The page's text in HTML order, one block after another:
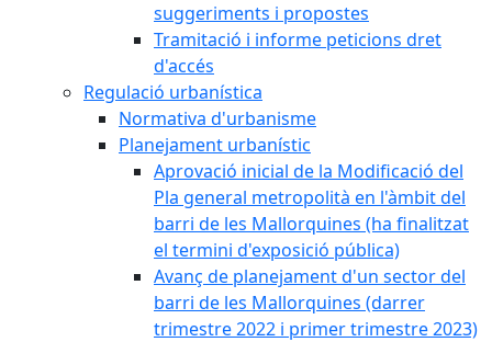
suggeriments i propostes
Tramitació i informe peticions dret
d'accés
Regulació urbanística
Normativa d'urbanisme
Planejament urbanístic
Aprovació inicial de la Modificació del
Pla general metropolità en l'àmbit del
barri de les Mallorquines (ha finalitzat
el termini d'exposició pública)
Avanç de planejament d'un sector del
barri de les Mallorquines (darrer
trimestre 2022 i primer trimestre 2023)